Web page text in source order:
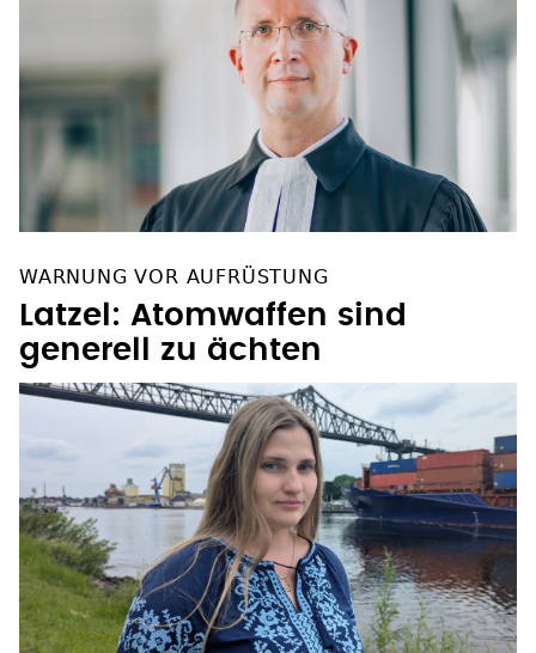
WARNUNG VOR AUFRÜSTUNG
Latzel: Atomwaffen sind
generell zu ächten